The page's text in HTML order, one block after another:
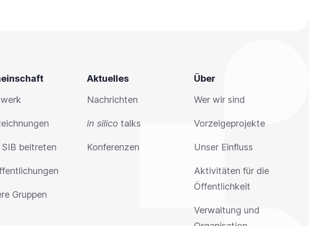
SIB beitreten
Gruppen
Aktuelles
Nachrichten
in silico talks
Konferenzen
Über
Wer wir sind
Vorzeigeprojekte
Unser Einfluss
Aktivitäten für die
Öffentlichkeit
Verwaltung und